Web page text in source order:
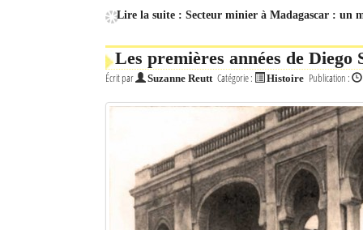
Lire la suite : Secteur minier à Madagascar : un
Les premières années de Diego
Écrit par Suzanne Reutt Catégorie : Histoire Publication :